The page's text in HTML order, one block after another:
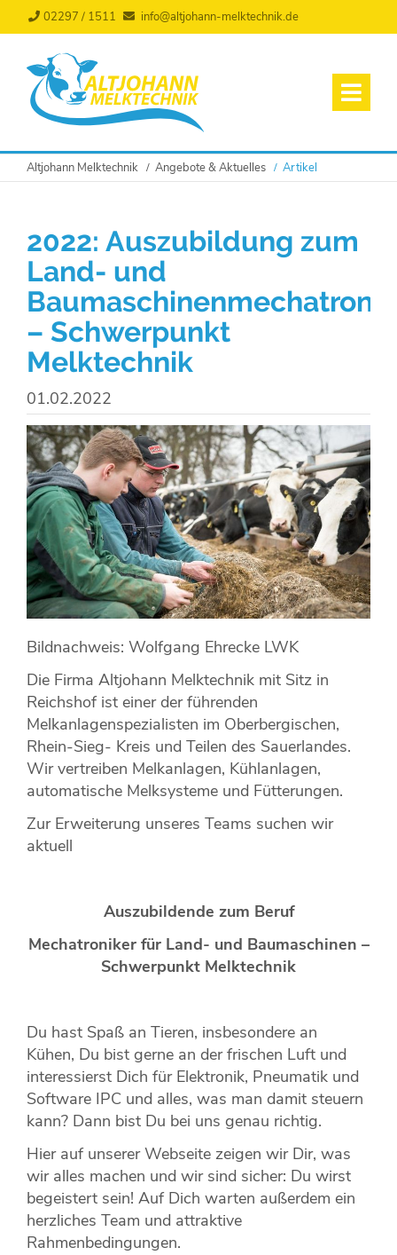
02297 / 1511 info@altjohann-melktechnik.de
Altjohann Melktechnik Angebote & Aktuelles Artikel
2022: Auszubildung zum
Land- und
– Schwerpunkt
Melktechnik
01.02.2022
Bildnachweis: Wolfgang Ehrecke LWK
Die Firma Altjohann Melktechnik mit Sitz in
Reichshof ist einer der führenden
Melkanlagenspezialisten im Oberbergischen,
Rhein-Sieg- Kreis und Teilen des Sauerlandes.
Wir vertreiben Melkanlagen, Kühlanlagen,
automatische Melksysteme und Fütterungen.
Zur Erweiterung unseres Teams suchen wir
aktuell
Auszubildende zum Beruf
Mechatroniker für Land- und Baumaschinen –
Schwerpunkt Melktechnik
Du hast Spaß an Tieren, insbesondere an
Kühen, Du bist gerne an der frischen Luft und
interessierst Dich für Elektronik, Pneumatik und
Software IPC und alles, was man damit steuern
kann? Dann bist Du bei uns genau richtig.
Hier auf unserer Webseite zeigen wir Dir, was
wir alles machen und wir sind sicher: Du wirst
begeistert sein! Auf Dich warten außerdem ein
herzliches Team und attraktive
Rahmenbedingungen.